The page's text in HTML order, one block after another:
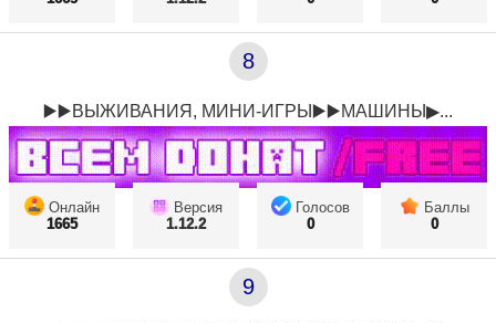
8
▶️▶️ВЫЖИВАНИЯ, МИНИ-ИГРЫ▶️▶️МАШИНЫ▶...
Онлайн
1665
Версия
1.12.2
Голосов
0
Баллы
0
9